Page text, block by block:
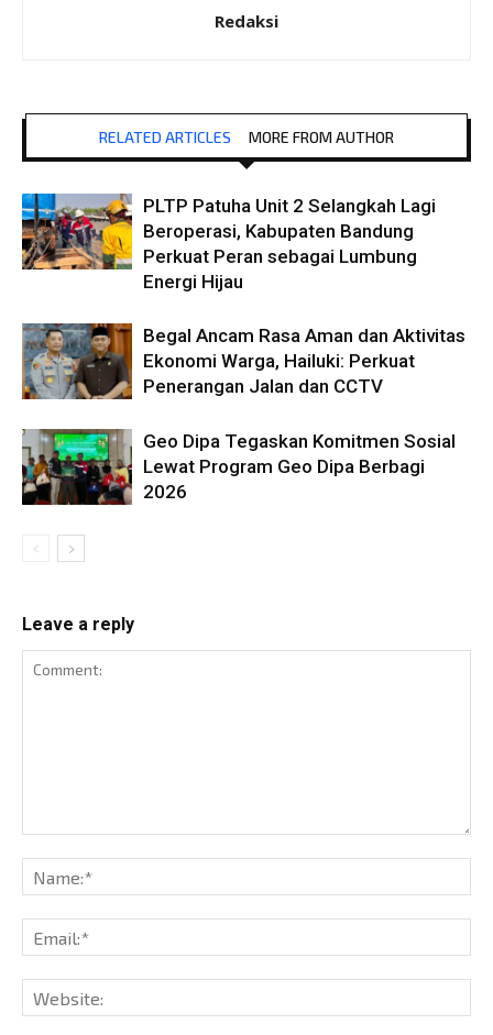
Redaksi
RELATED ARTICLES MORE FROM AUTHOR
PLTP Patuha Unit 2 Selangkah Lagi
Beroperasi, Kabupaten Bandung
Perkuat Peran sebagai Lumbung
Energi Hijau
Begal Ancam Rasa Aman dan Aktivitas
Ekonomi Warga, Hailuki: Perkuat
Penerangan Jalan dan CCTV
Geo Dipa Tegaskan Komitmen Sosial
Lewat Program Geo Dipa Berbagi
2026
Leave a reply